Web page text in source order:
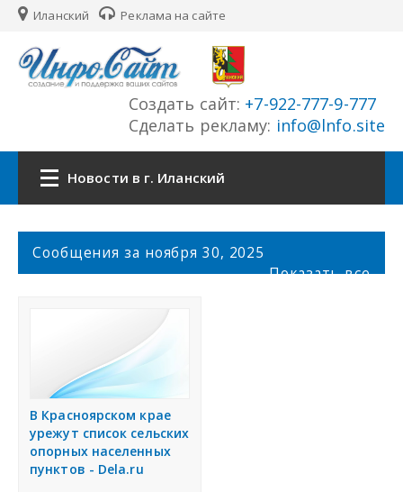
Иланский Реклама на сайте
Создать сайт: +7-922-777-9-777
Сделать рекламу: info@lnfo.site
Новости в г. Иланский
Главная
История города
Разместить объявление
Регионы России
Сообщения за ноября 30, 2025
Показать все
В Красноярском крае
урежут список сельских
опорных населенных
пунктов - Dela.ru